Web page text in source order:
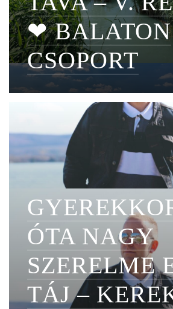
❤ BALATON
CSOPORT
ÓTA NAGY
SZERELME
TÁJ –